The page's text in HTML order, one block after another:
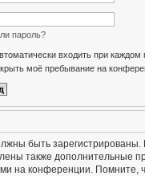
пароль?
входить при каждом
моё пребывание на
быть зарегистрированы.
также дополнительные
на конференции. Помните,